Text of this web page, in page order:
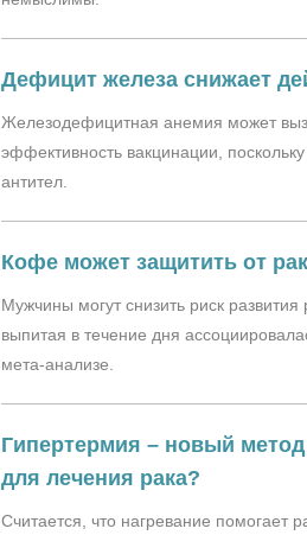
Дефицит железа снижает
Железодефицитная анемия может
эффективность вакцинации,
антител.
Кофе может защитить от
Мужчины могут снизить риск
выпитая в течение дня
мета-анализе.
Гипертермия – новый
для лечения рака?
Считается, что нагревание помогает